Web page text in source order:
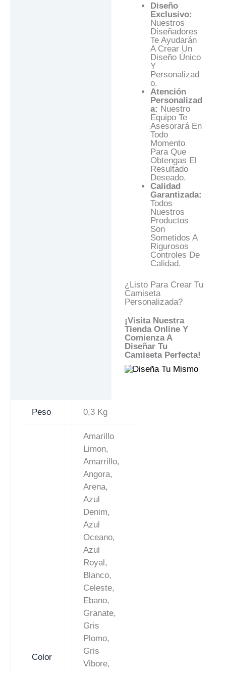
Diseño
Exclusivo:
Nuestros
Diseñadores
Te Ayudarán
A Crear Un
Diseño Único
Y
Personalizad
O.
Atención
Personalizad
A: Nuestro
Equipo Te
Asesorará En
Todo
Momento
Para Que
Obtengas El
Resultado
Deseado.
Calidad
Garantizada:
Todos
Nuestros
Productos
Son
Sometidos A
Rigurosos
Controles De
Calidad.
¿Listo Para Crear Tu
Camiseta
Personalizada?
¡Visita Nuestra
Tienda Online Y
Comienza A
Diseñar Tu
Camiseta Perfecta!
Peso 0,3 Kg
Color
Amarillo
Limon,
Amarrillo,
Angora,
Arena,
Azul
Denim,
Azul
Oceano,
Azul
Royal,
Blanco,
Celeste,
Ebano,
Granate,
Gris
Plomo,
Gris
Vibore,